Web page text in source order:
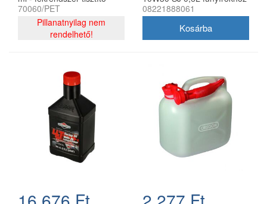
aeroszol
70060/PET
Pillanatnyilag nem
rendelhető!
08221888061